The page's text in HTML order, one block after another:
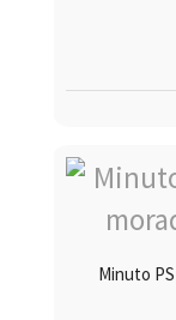
Minuto